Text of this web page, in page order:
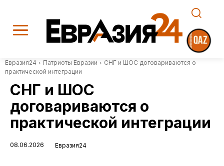
Евразия24 Патриоты Евразии
СНГ и ШОС договариваются о
практической интеграции
СНГ и ШОС
договариваются о
практической интеграции
08.06.2026 Евразия24